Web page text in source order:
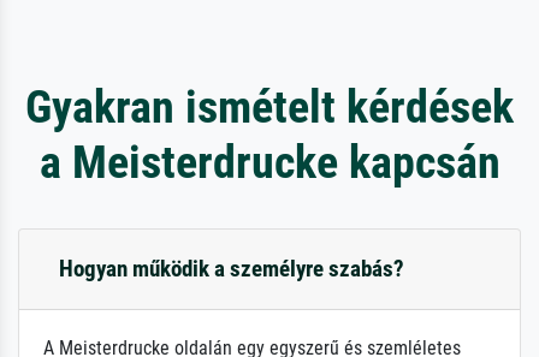
Gyakran ismételt kérdések
a Meisterdrucke kapcsán
Hogyan működik a személyre szabás?
A Meisterdrucke oldalán egy egyszerű és szemléletes